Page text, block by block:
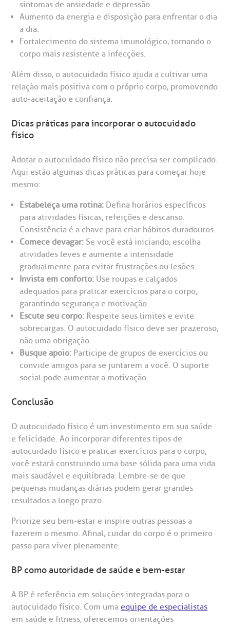
sintomas de ansiedade e depressão.
Aumento da energia e disposição para enfrentar o dia
a dia.
Fortalecimento do sistema imunológico, tornando o
corpo mais resistente a infecções.
Além disso, o autocuidado físico ajuda a cultivar uma
relação mais positiva com o próprio corpo, promovendo
auto-aceitação e confiança.
Dicas práticas para incorporar o autocuidado
físico
Adotar o autocuidado físico não precisa ser complicado.
Aqui estão algumas dicas práticas para começar hoje
mesmo:
Estabeleça uma rotina: Defina horários específicos
para atividades físicas, refeições e descanso.
Consistência é a chave para criar hábitos duradouros.
Comece devagar: Se você está iniciando, escolha
atividades leves e aumente a intensidade
gradualmente para evitar frustrações ou lesões.
Invista em conforto: Use roupas e calçados
adequados para praticar exercícios para o corpo,
garantindo segurança e motivação.
Escute seu corpo: Respeite seus limites e evite
sobrecargas. O autocuidado físico deve ser prazeroso,
não uma obrigação.
Busque apoio: Participe de grupos de exercícios ou
convide amigos para se juntarem a você. O suporte
social pode aumentar a motivação.
Conclusão
O autocuidado físico é um investimento em sua saúde
e felicidade. Ao incorporar diferentes tipos de
autocuidado físico e praticar exercícios para o corpo,
você estará construindo uma base sólida para uma vida
mais saudável e equilibrada. Lembre-se de que
pequenas mudanças diárias podem gerar grandes
resultados a longo prazo.
Priorize seu bem-estar e inspire outras pessoas a
fazerem o mesmo. Afinal, cuidar do corpo é o primeiro
passo para viver plenamente.
BP como autoridade de saúde e bem-estar
A BP é referência em soluções integradas para o
autocuidado físico. Com umaequipe de especialistas
em saúde e fitness, oferecemos orientações